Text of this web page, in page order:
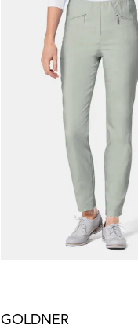
GOLDNER
99,95 €
+ 1
GOLDNER